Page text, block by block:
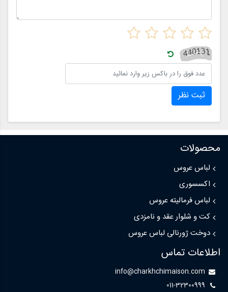
ثبت نظر
محصولات
لباس عروس
اکسسوری
لباس فرمالیته عروس
کت و شلوار عقد و نامزدی
دوخت ژورنالی لباس عروس
اطلاعات تماس
info@charkhchimaison.com
011-32300999